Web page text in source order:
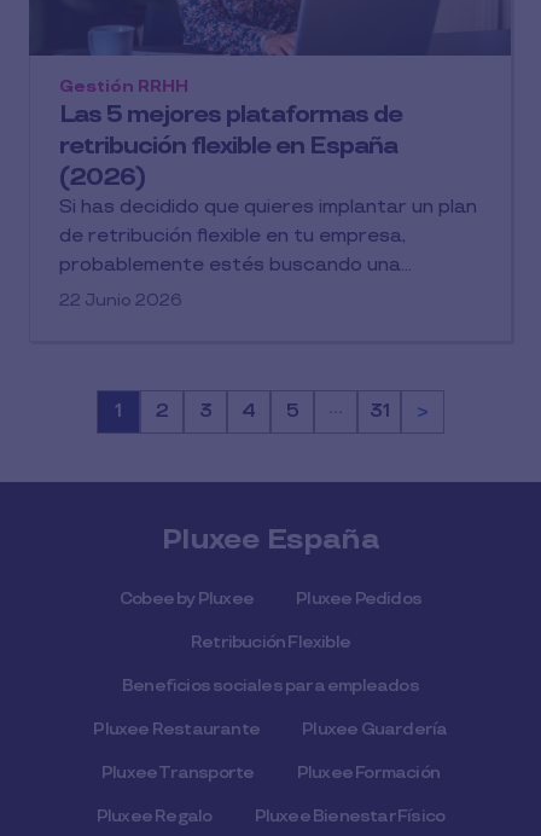
Las 5 mejores plataformas de
retribución flexible en España
(2026)
Gestión RRHH
Si has decidido que quieres implantar un plan
de retribución flexible en tu empresa,
probablemente estés buscando una...
22 Junio 2026
Página
1 Página
2 Página
3 Página
4 Página
5 … Página
31 >
Pluxee España
Cobee by Pluxee Pluxee Pedidos
Retribución Flexible
Beneficios sociales para empleados
Pluxee Restaurante Pluxee Guardería
Pluxee Transporte Pluxee Formación
Pluxee Regalo Pluxee Bienestar Físico